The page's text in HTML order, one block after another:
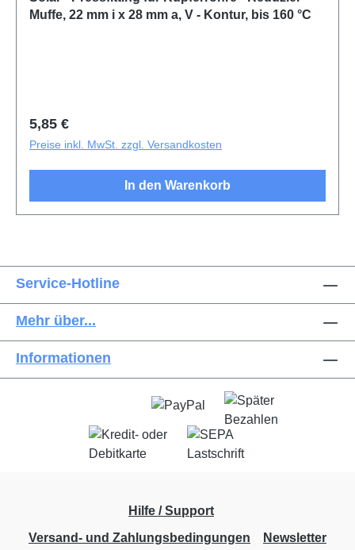
Muffe, 22 mm i x 28 mm a, V - Kontur, bis 160 °C
Regulärer Preis:
5,85 €
Preise inkl. MwSt. zzgl. Versandkosten
In den Warenkorb
Service-Hotline
Mehr über...
Informationen
Hilfe / Support
Versand- und Zahlungsbedingungen
Newsletter